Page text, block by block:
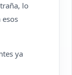
lo
ya